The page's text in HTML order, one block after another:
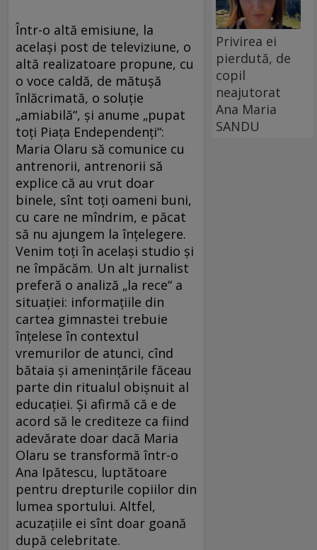
Într-o altă emisiune, la
același post de televiziune, o
altă realizatoare propune, cu
o voce caldă, de mătușă
înlăcrimată, o soluție
„amiabilă“, și anume „pupat
toți Piaţa Endependenți“:
Maria Olaru să comunice cu
antrenorii, antrenorii să
explice că au vrut doar
binele, sînt toți oameni buni,
cu care ne mîndrim, e păcat
să nu ajungem la înțelegere.
Venim toți în același studio și
ne împăcăm. Un alt jurnalist
preferă o analiză „la rece“ a
situației: informațiile din
cartea gimnastei trebuie
înțelese în contextul
vremurilor de atunci, cînd
bătaia și amenințările făceau
parte din ri­tu­alul obișnuit al
educației. Și afirmă că e de
acord să le crediteze ca fiind
adevărate doar dacă Maria
Olaru se transformă într-o
Ana Ipătescu, luptătoare
pentru drepturile copiilor din
lumea sportului. Altfel,
acuzațiile ei sînt doar goană
după celebritate.
Privirea ei
pierdută, de
copil
neajutorat
Ana Maria
SANDU